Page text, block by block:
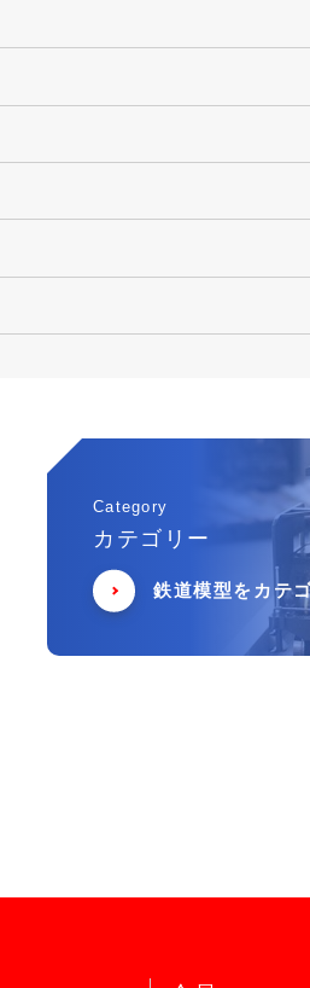
Category
カテゴリー
鉄道模型をカテ